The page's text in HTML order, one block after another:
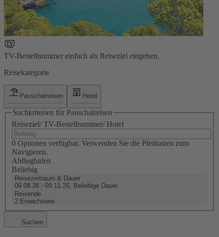
TV-Bestellnummer einfach als Reiseziel eingeben.
Reisekategorie
Pauschalreisen Hotel
Suchkriterien für Pauschalreisen
Reiseziel/ TV-Bestellnummer/ Hotel
0 Optionen verfügbar. Verwenden Sie die Pfeiltasten zum
Navigieren.
Abflughafen
Beliebig
Reisezeitraum & Dauer
09.08.26 - 09.11.26, Beliebige Dauer
Reisende
2 Erwachsene
Suchen